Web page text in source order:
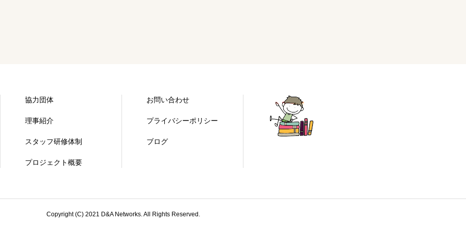
協力団体
理事紹介
スタッフ研修体制
プロジェクト概要
お問い合わせ
プライバシーポリシー
ブログ
Copyright (C) 2021 D&A Networks. All Rights Reserved.